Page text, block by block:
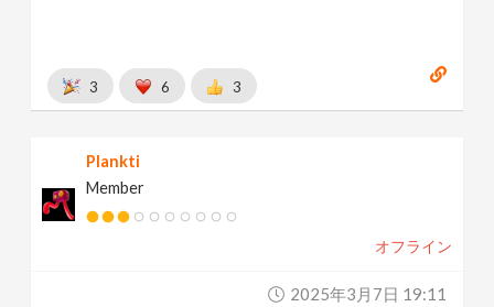
3 6 3
Plankti
Member
オフライン
2025年3月7日 19:11